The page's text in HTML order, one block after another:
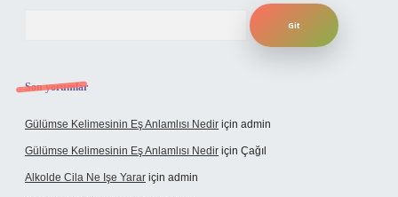
Son yorumlar
Gülümse Kelimesinin Eş Anlamlısı Nedir için admin
Gülümse Kelimesinin Eş Anlamlısı Nedir için Çağıl
Alkolde Cila Ne Işe Yarar için admin